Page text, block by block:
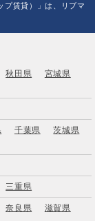
プ賃貸）」は、リブマ
秋田県
宮城県
千葉県
茨城県
三重県
奈良県
滋賀県